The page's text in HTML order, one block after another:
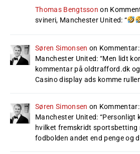
Thomas Bengtsson on
svineri, Manchester United: “
Søren Simonsen on
Manchester United: “Men lidt
kommentar på oldtrafford.dk
Casino display ads komme
Søren Simonsen on
Manchester United: “Personligt
hvilket fremskridt sportsbetting
fodbolden andet end penge og